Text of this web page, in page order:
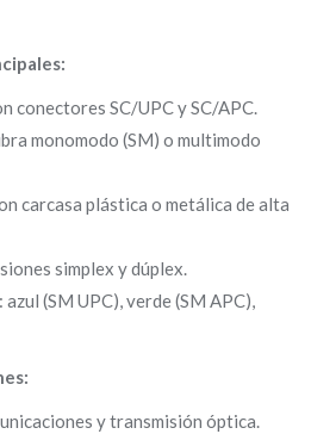
conectores SC/UPC y SC/APC.
monomodo (SM) o multimodo
carcasa plástica o metálica de alta
simplex y dúplex.
(SM UPC), verde (SM APC),
y transmisión óptica.